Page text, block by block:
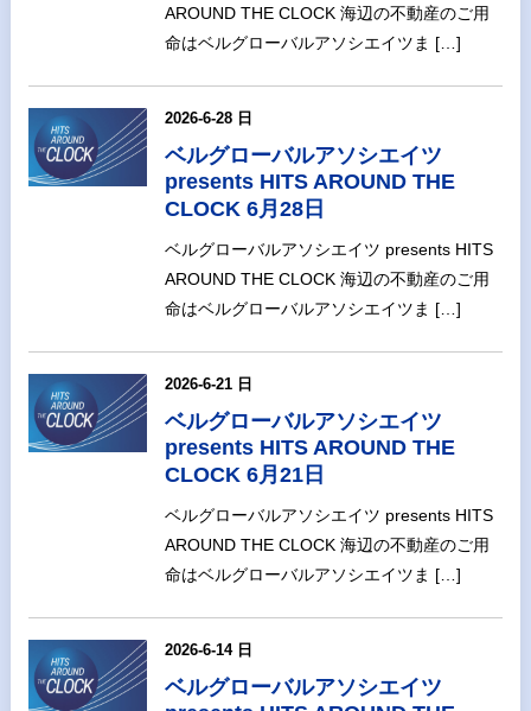
AROUND THE CLOCK 海辺の不動産のご用
命はベルグローバルアソシエイツま […]
2026-6-28 日
ベルグローバルアソシエイツ
presents HITS AROUND THE
CLOCK 6月28日
ベルグローバルアソシエイツ presents HITS
AROUND THE CLOCK 海辺の不動産のご用
命はベルグローバルアソシエイツま […]
2026-6-21 日
ベルグローバルアソシエイツ
presents HITS AROUND THE
CLOCK 6月21日
ベルグローバルアソシエイツ presents HITS
AROUND THE CLOCK 海辺の不動産のご用
命はベルグローバルアソシエイツま […]
2026-6-14 日
ベルグローバルアソシエイツ